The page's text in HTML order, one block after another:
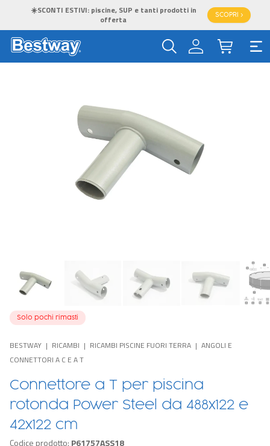
☀️SCONTI ESTIVI: piscine, SUP e tanti prodotti in
offerta
SCOPRI >
Solo pochi rimasti
BESTWAY RICAMBI RICAMBI PISCINE FUORI TERRA
ANGOLI E
CONNETTORI A C E A T
Connettore a T per piscina
rotonda Power Steel da 488x122 e
42x122 cm
Codice prodotto: P61757ASS18